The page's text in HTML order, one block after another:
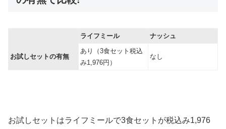
ライフミール ナッシュ
お試しセットの有無
あり（3食セット税込
み1,976円）
なし
お試しセットはライフミールで3食セットが税込み1,976